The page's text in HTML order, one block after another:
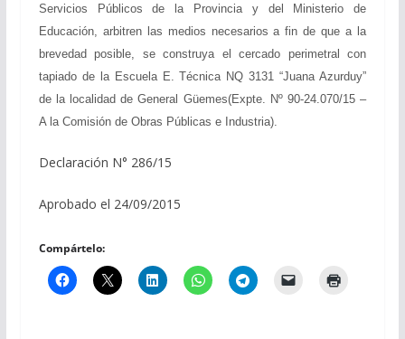
Servicios Públicos de la Provincia y del Ministerio de
Educación, arbitren las medios necesarios a fin de que a la
brevedad posible, se construya el cercado perimetral con
tapiado de la Escuela E. Técnica NQ 3131 “Juana Azurduy”
de la localidad de General Güemes(Expte. Nº 90-24.070/15 –
A la Comisión de Obras Públicas e Industria).
Declaración N° 286/15
Aprobado el 24/09/2015
Compártelo: